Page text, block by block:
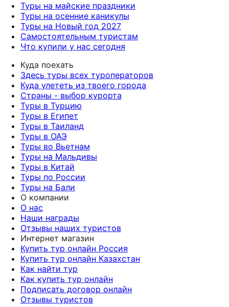
Туры на майские праздники
Туры на осенние каникулы
Туры на Новый год 2027
Самостоятельным туристам
Что купили у нас сегодня
Куда поехать
Здесь туры всех туроператоров
Куда улететь из твоего города
Страны - выбор курорта
Туры в Турцию
Туры в Египет
Туры в Таиланд
Туры в ОАЭ
Туры во Вьетнам
Туры на Мальдивы
Туры в Китай
Туры по России
Туры на Бали
О компании
О нас
Наши награды
Отзывы наших туристов
Интернет магазин
Купить тур онлайн Россия
Купить тур онлайн Казахстан
Как найти тур
Как купить тур онлайн
Подписать договор онлайн
Отзывы туристов